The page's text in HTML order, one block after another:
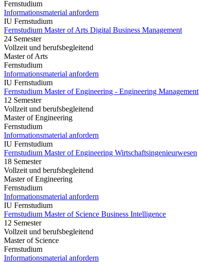
Fernstudium
Informationsmaterial anfordern
IU Fernstudium
Fernstudium Master of Arts Digital Business Management
24 Semester
Vollzeit und berufsbegleitend
Master of Arts
Fernstudium
Informationsmaterial anfordern
IU Fernstudium
Fernstudium Master of Engineering - Engineering Management
12 Semester
Vollzeit und berufsbegleitend
Master of Engineering
Fernstudium
Informationsmaterial anfordern
IU Fernstudium
Fernstudium Master of Engineering Wirtschaftsingenieurwesen
18 Semester
Vollzeit und berufsbegleitend
Master of Engineering
Fernstudium
Informationsmaterial anfordern
IU Fernstudium
Fernstudium Master of Science Business Intelligence
12 Semester
Vollzeit und berufsbegleitend
Master of Science
Fernstudium
Informationsmaterial anfordern